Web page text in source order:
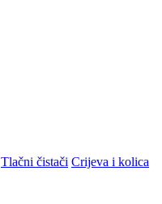
Tlačni čistači Crijeva i kolica